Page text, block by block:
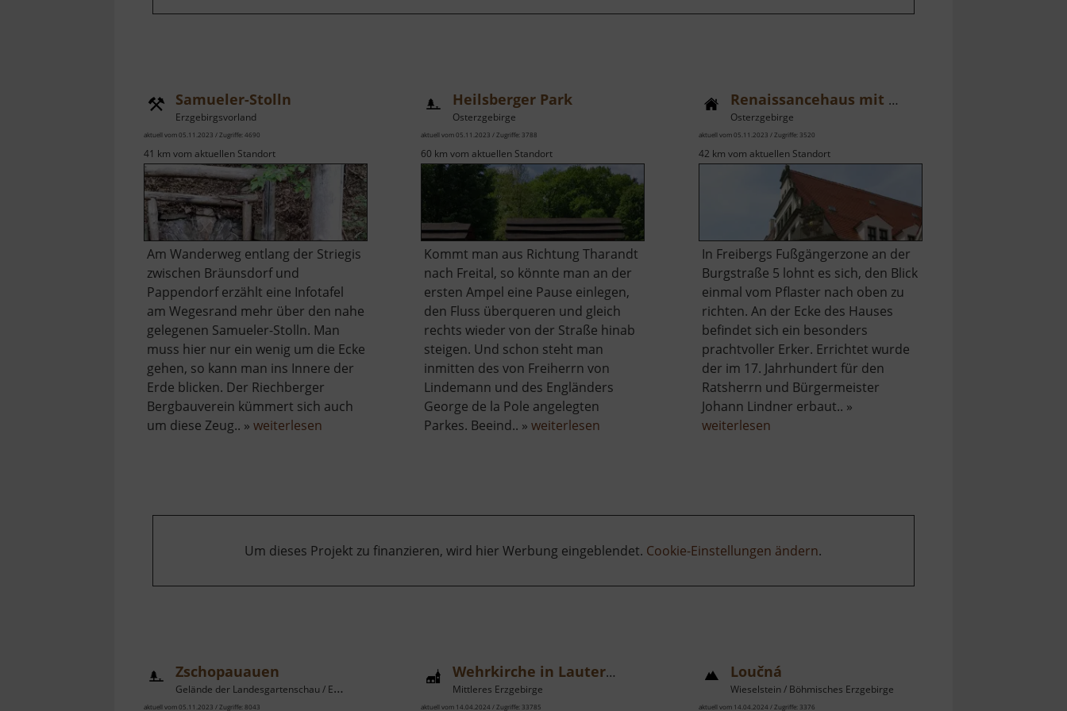
Samueler-Stolln
Erzgebirgsvorland
aktuell vom 05.11.2023 / Zugriffe: 4690
41 km vom aktuellen Standort
Am Wanderweg entlang der Striegis
zwischen Bräunsdorf und
Pappendorf erzählt eine Infotafel
am Wegesrand mehr über den nahe
gelegenen Samueler-Stolln. Man
muss hier nur ein wenig um die Ecke
gehen, so kann man ins Innere der
Erde blicken. Der Riechberger
Bergbauverein kümmert sich auch
um diese Zeug.. » weiterlesen
Heilsberger Park
Osterzgebirge
aktuell vom 05.11.2023 / Zugriffe: 3788
60 km vom aktuellen Standort
Kommt man aus Richtung Tharandt
nach Freital, so könnte man an der
ersten Ampel eine Pause einlegen,
den Fluss überqueren und gleich
rechts wieder von der Straße hinab
steigen. Und schon steht man
inmitten des von Freiherrn von
Lindemann und des Engländers
George de la Pole angelegten
Parkes. Beeind.. »weiterlesen
Renaissancehaus mit Erker
Osterzgebirge
aktuell vom 05.11.2023 / Zugriffe: 3520
42 km vom aktuellen Standort
In Freibergs Fußgängerzone an der
Burgstraße 5 lohnt es sich, den Blick
einmal vom Pflaster nach oben zu
richten. An der Ecke des Hauses
befindet sich ein besonders
prachtvoller Erker. Errichtet wurde
der im 17. Jahrhundert für den
Ratsherrn und Bürgermeister
Johann Lindner erbaut.. »
weiterlesenüber
Um dieses Projekt zu finanzieren, wird hier Werbung eingeblendet. Cookie-Einstellungen ändern.
Zschopauauen
Gelände der Landesgartenschau / Erzgebirgsvorland
aktuell vom 05.11.2023 / Zugriffe: 8043
Wehrkirche in Lauterbach
Mittleres Erzgebirge
aktuell vom 14.04.2024 / Zugriffe: 33785
Loučná
Wieselstein / Böhmisches Erzgebirge
aktuell vom 14.04.2024 / Zugriffe: 3376